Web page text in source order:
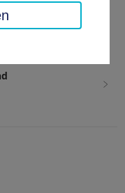
Kinderschutz
und